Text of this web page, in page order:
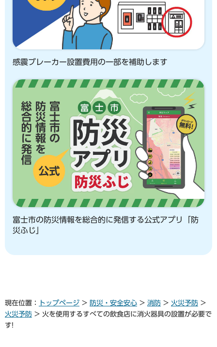
感震ブレーカー設置費用の一部を補助します
富士市の防災情報を総合的に発信する公式アプリ「防
災ふじ」
現在位置： トップページ > 防災・安全安心 > 消防 > 火災予防 >
火災予防 > 火を使用するすべての飲食店に消火器具の設置が必要で
す!